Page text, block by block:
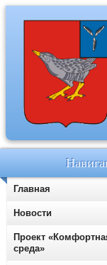
Главная
Новости
Проект
среда»